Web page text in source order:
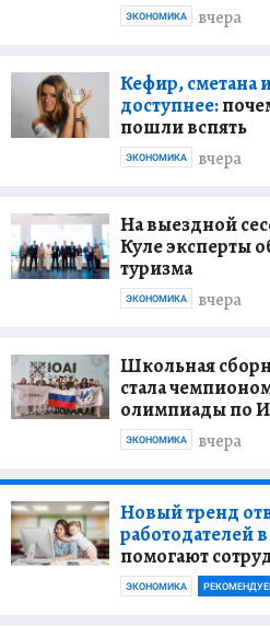
вчера
ЭКОНОМИКА
Кефир, сметана
доступнее:
пошли вспять
вчера
ЭКОНОМИКА
На выездной
Куле эксперты
туризма
вчера
ЭКОНОМИКА
Школьная
стала
олимпиады по
вчера
ЭКОНОМИКА
Новый тренд
работодателей
помогают
ЭКОНОМИКА